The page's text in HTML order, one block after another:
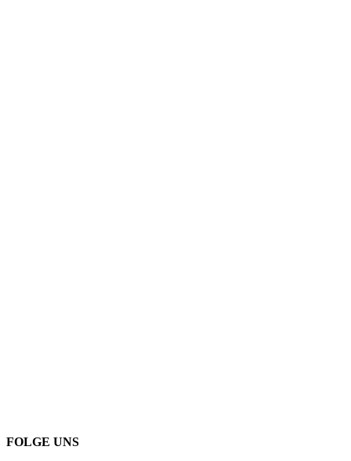
FOLGE UNS